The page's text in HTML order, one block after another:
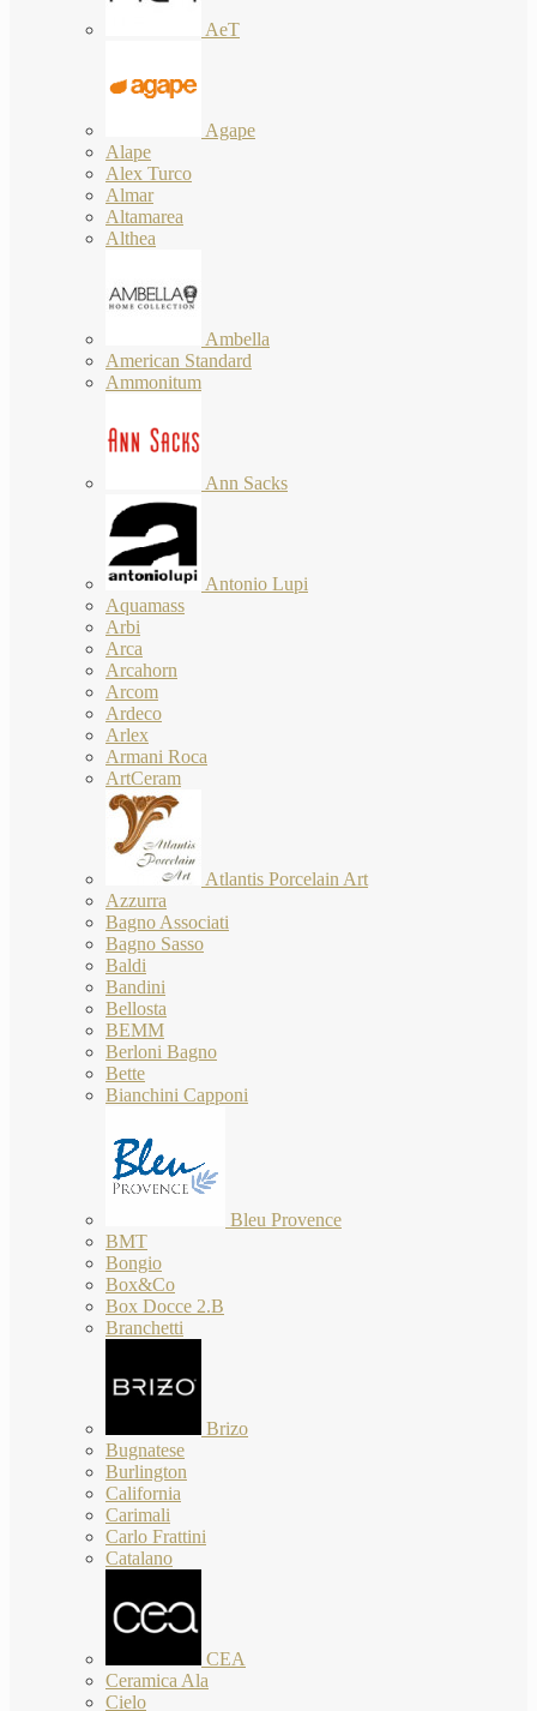
AeT
Agape
Alape
Alex Turco
Almar
Altamarea
Althea
Ambella
American Standard
Ammonitum
Ann Sacks
Antonio Lupi
Aquamass
Arbi
Arca
Arcahorn
Arcom
Ardeco
Arlex
Armani Roca
ArtCeram
Atlantis Porcelain Art
Azzurra
Bagno Associati
Bagno Sasso
Baldi
Bandini
Bellosta
BEMM
Berloni Bagno
Bette
Bianchini Capponi
Bleu Provence
BMT
Bongio
Box&Co
Box Docce 2.B
Branchetti
Brizo
Bugnatese
Burlington
California
Carimali
Carlo Frattini
Catalano
CEA
Ceramica Ala
Cielo